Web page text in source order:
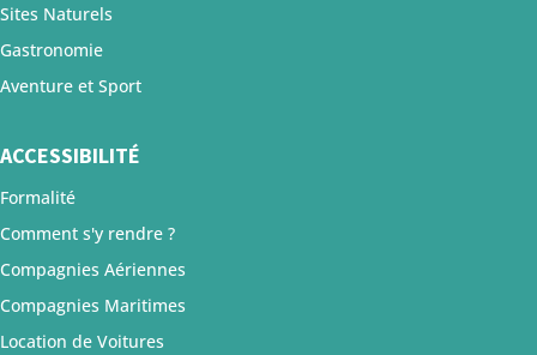
Sites Naturels
Gastronomie
Aventure et Sport
ACCESSIBILITÉ
Formalité
Comment s'y rendre ?
Compagnies Aériennes
Compagnies Maritimes
Location de Voitures